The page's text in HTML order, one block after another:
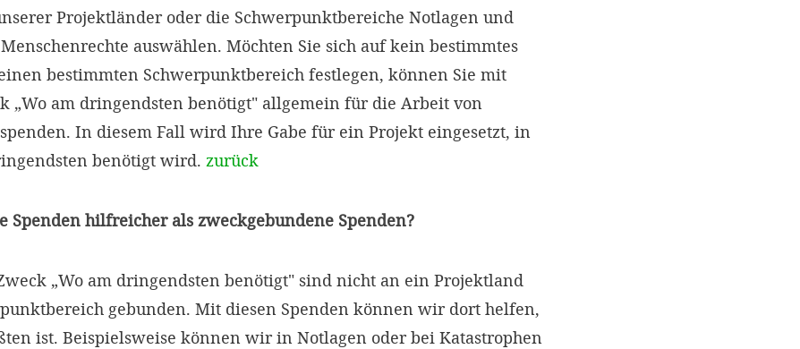
Projektländer oder die Schwerpunktbereiche Notlagen und
auswählen. Möchten Sie sich auf kein bestimmtes
bestimmten Schwerpunktbereich festlegen, können Sie mit
„Wo am dringendsten benötigt" allgemein für die Arbeit von
In diesem Fall wird Ihre Gabe für ein Projekt eingesetzt, in
benötigt wird. zurück
Spenden hilfreicher als zweckgebundene Spenden?
„Wo am dringendsten benötigt" sind nicht an ein Projektland
gebunden. Mit diesen Spenden können wir dort helfen,
ist. Beispielsweise können wir in Notlagen oder bei Katastrophen